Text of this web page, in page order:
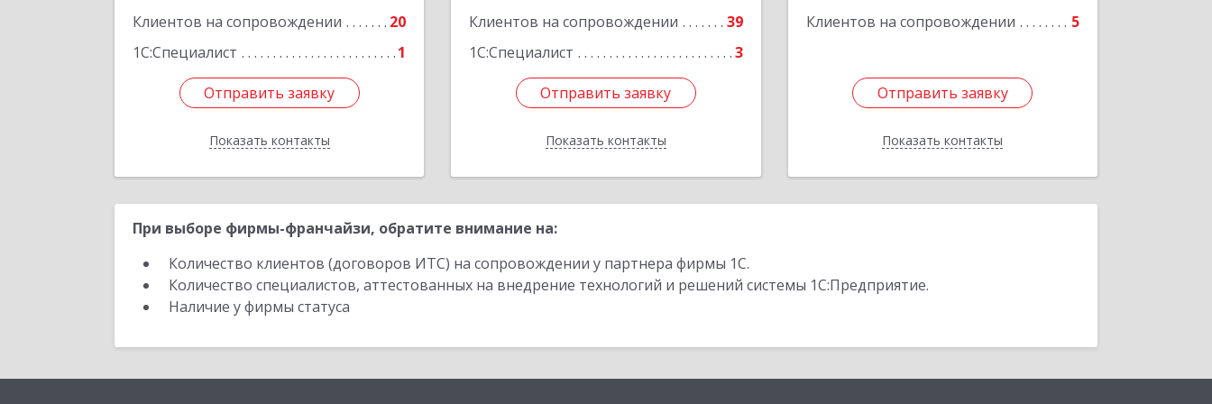
Клиентов на сопровождении
20
1С:Специалист
1
Отправить заявку
Показать контакты
Отправить заявку
Назад
Клиентов на сопровождении
39
1С:Специалист
3
Отправить заявку
Показать контакты
Отправить заявку
Назад
Клиентов на сопровождении 5
Отправить заявку
Показать контакты
Отправить заявку
Назад
При выборе фирмы-франчайзи, обратите внимание на:
Количество клиентов (договоров ИТС) на сопровождении у партнера фирмы 1С.
Количество специалистов, аттестованных на внедрение технологий и решений системы 1С:Предприятие.
Наличие у фирмы статуса